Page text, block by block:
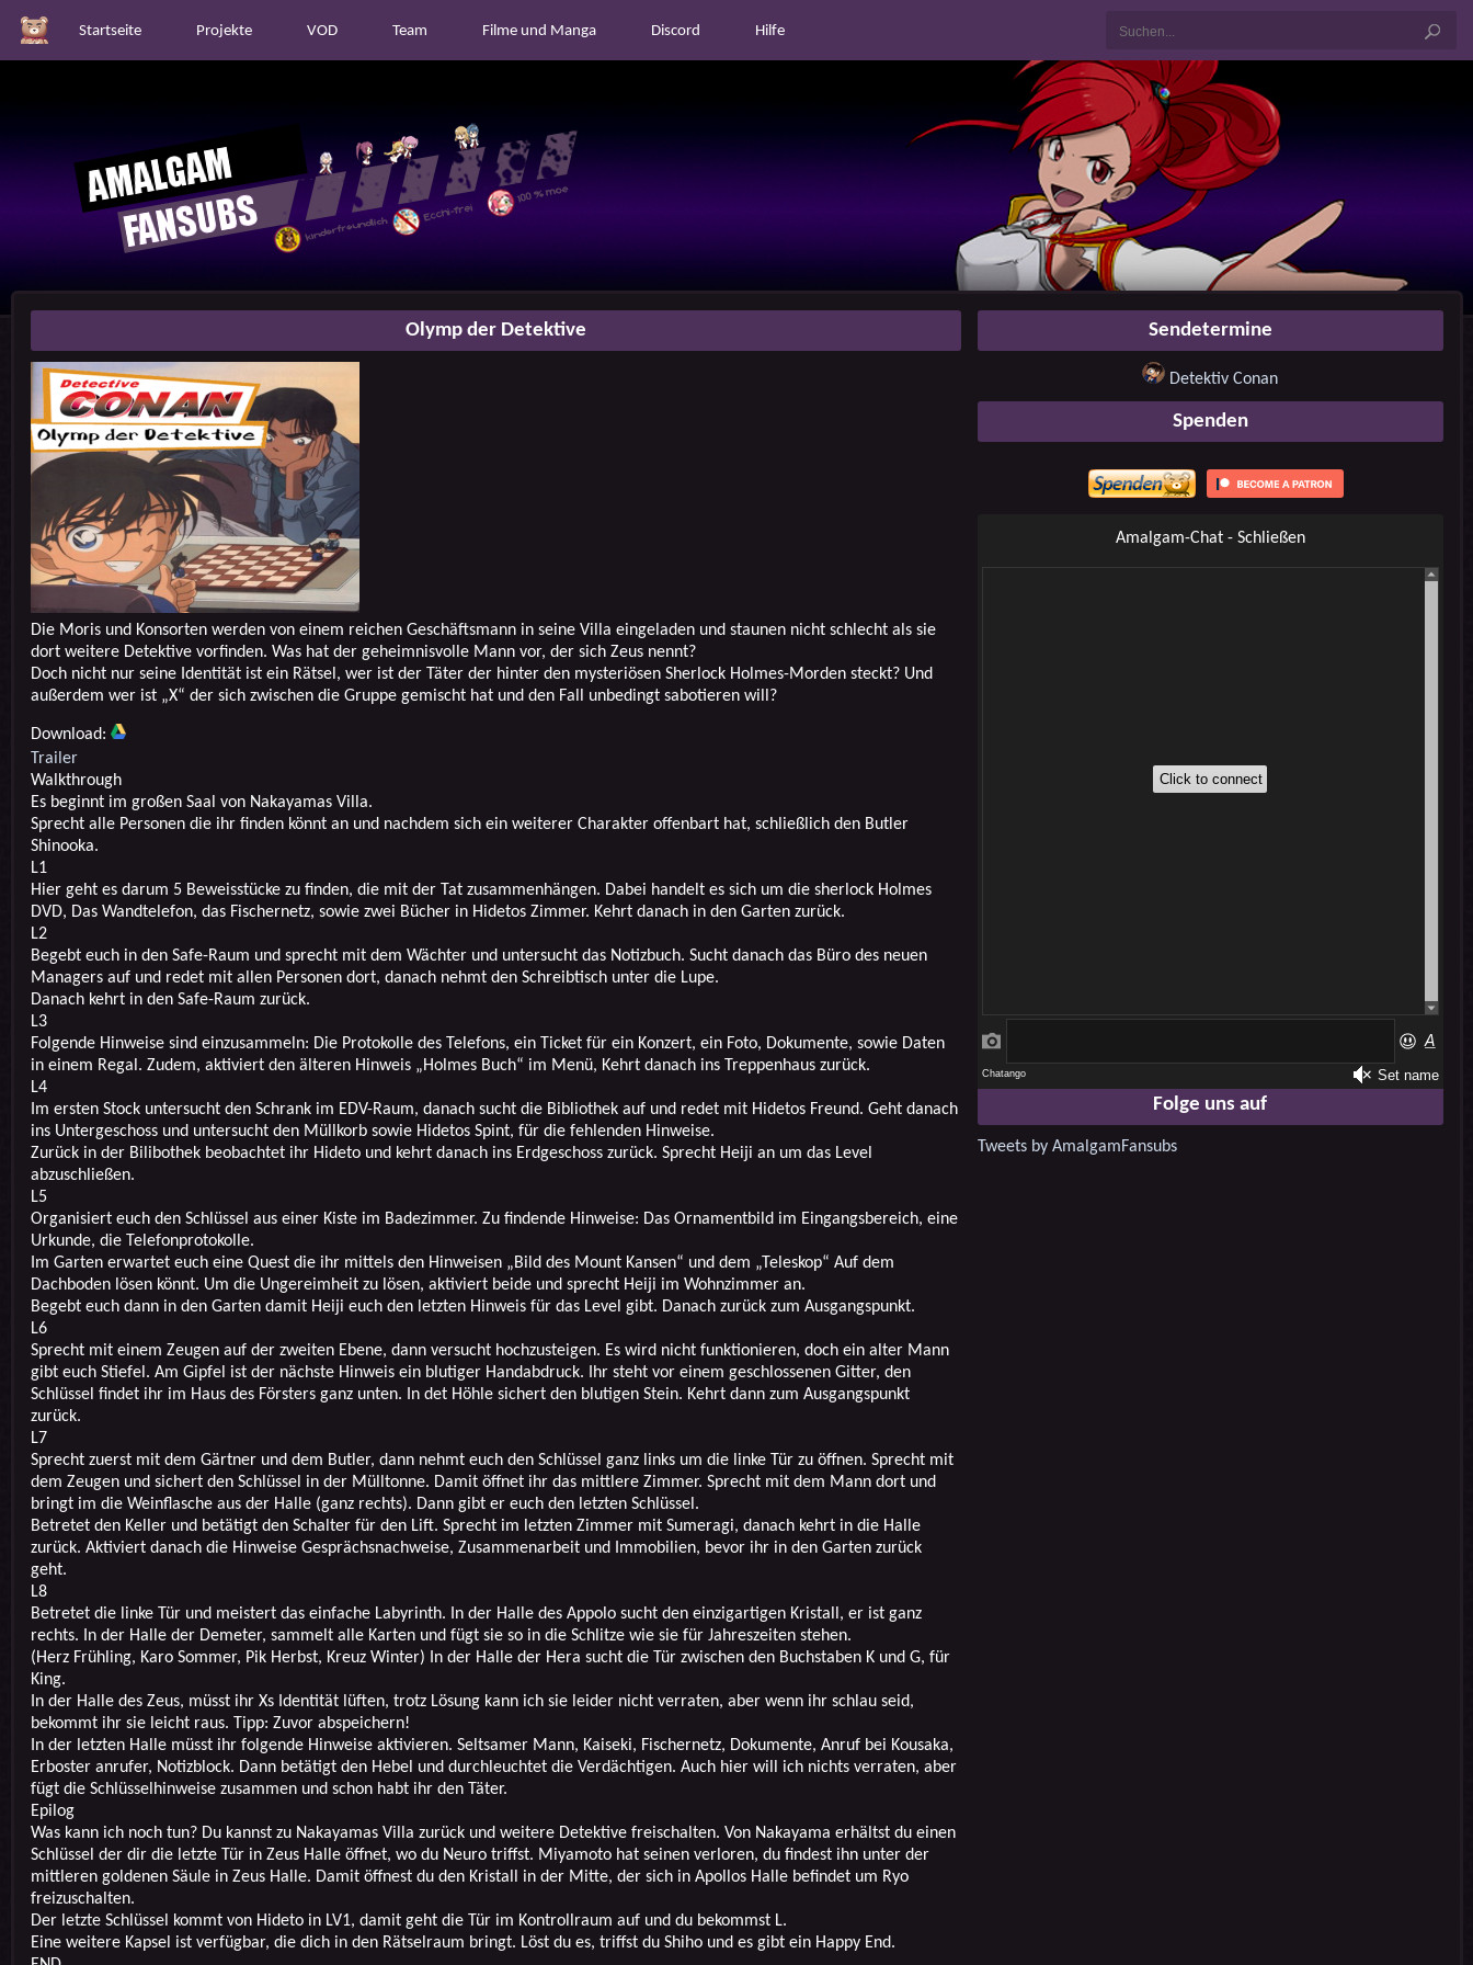
Startseite Projekte VOD Team Filme und Manga Discord Hilfe
Olymp der Detektive
Die Moris und Konsorten werden von einem reichen Geschäftsmann in seine Villa eingeladen und staunen nicht schlecht als sie
dort weitere Detektive vorfinden. Was hat der geheimnisvolle Mann vor, der sich Zeus nennt?
Doch nicht nur seine Identität ist ein Rätsel, wer ist der Täter der hinter den mysteriösen Sherlock Holmes-Morden steckt? Und
außerdem wer ist „X“ der sich zwischen die Gruppe gemischt hat und den Fall unbedingt sabotieren will?
Download:
Trailer
Walkthrough
Es beginnt im großen Saal von Nakayamas Villa.
Sprecht alle Personen die ihr finden könnt an und nachdem sich ein weiterer Charakter offenbart hat, schließlich den Butler
Shinooka.
L1
Hier geht es darum 5 Beweisstücke zu finden, die mit der Tat zusammenhängen. Dabei handelt es sich um die sherlock Holmes
DVD, Das Wandtelefon, das Fischernetz, sowie zwei Bücher in Hidetos Zimmer. Kehrt danach in den Garten zurück.
L2
Begebt euch in den Safe-Raum und sprecht mit dem Wächter und untersucht das Notizbuch. Sucht danach das Büro des neuen
Managers auf und redet mit allen Personen dort, danach nehmt den Schreibtisch unter die Lupe.
Danach kehrt in den Safe-Raum zurück.
L3
Folgende Hinweise sind einzusammeln: Die Protokolle des Telefons, ein Ticket für ein Konzert, ein Foto, Dokumente, sowie Daten
in einem Regal. Zudem, aktiviert den älteren Hinweis „Holmes Buch“ im Menü, Kehrt danach ins Treppenhaus zurück.
L4
Im ersten Stock untersucht den Schrank im EDV-Raum, danach sucht die Bibliothek auf und redet mit Hidetos Freund. Geht danach
ins Untergeschoss und untersucht den Müllkorb sowie Hidetos Spint, für die fehlenden Hinweise.
Zurück in der Bilibothek beobachtet ihr Hideto und kehrt danach ins Erdgeschoss zurück. Sprecht Heiji an um das Level
abzuschließen.
L5
Organisiert euch den Schlüssel aus einer Kiste im Badezimmer. Zu findende Hinweise: Das Ornamentbild im Eingangsbereich, eine
Urkunde, die Telefonprotokolle.
Im Garten erwartet euch eine Quest die ihr mittels den Hinweisen „Bild des Mount Kansen“ und dem „Teleskop“ Auf dem
Dachboden lösen könnt. Um die Ungereimheit zu lösen, aktiviert beide und sprecht Heiji im Wohnzimmer an.
Begebt euch dann in den Garten damit Heiji euch den letzten Hinweis für das Level gibt. Danach zurück zum Ausgangspunkt.
L6
Sprecht mit einem Zeugen auf der zweiten Ebene, dann versucht hochzusteigen. Es wird nicht funktionieren, doch ein alter Mann
gibt euch Stiefel. Am Gipfel ist der nächste Hinweis ein blutiger Handabdruck. Ihr steht vor einem geschlossenen Gitter, den
Schlüssel findet ihr im Haus des Försters ganz unten. In det Höhle sichert den blutigen Stein. Kehrt dann zum Ausgangspunkt
zurück.
L7
Sprecht zuerst mit dem Gärtner und dem Butler, dann nehmt euch den Schlüssel ganz links um die linke Tür zu öffnen. Sprecht mit
dem Zeugen und sichert den Schlüssel in der Mülltonne. Damit öffnet ihr das mittlere Zimmer. Sprecht mit dem Mann dort und
bringt im die Weinflasche aus der Halle (ganz rechts). Dann gibt er euch den letzten Schlüssel.
Betretet den Keller und betätigt den Schalter für den Lift. Sprecht im letzten Zimmer mit Sumeragi, danach kehrt in die Halle
zurück. Aktiviert danach die Hinweise Gesprächsnachweise, Zusammenarbeit und Immobilien, bevor ihr in den Garten zurück
geht.
L8
Betretet die linke Tür und meistert das einfache Labyrinth. In der Halle des Appolo sucht den einzigartigen Kristall, er ist ganz
rechts. In der Halle der Demeter, sammelt alle Karten und fügt sie so in die Schlitze wie sie für Jahreszeiten stehen.
(Herz Frühling, Karo Sommer, Pik Herbst, Kreuz Winter) In der Halle der Hera sucht die Tür zwischen den Buchstaben K und G, für
King.
In der Halle des Zeus, müsst ihr Xs Identität lüften, trotz Lösung kann ich sie leider nicht verraten, aber wenn ihr schlau seid,
bekommt ihr sie leicht raus. Tipp: Zuvor abspeichern!
In der letzten Halle müsst ihr folgende Hinweise aktivieren. Seltsamer Mann, Kaiseki, Fischernetz, Dokumente, Anruf bei Kousaka,
Erboster anrufer, Notizblock. Dann betätigt den Hebel und durchleuchtet die Verdächtigen. Auch hier will ich nichts verraten, aber
fügt die Schlüsselhinweise zusammen und schon habt ihr den Täter.
Epilog
Was kann ich noch tun? Du kannst zu Nakayamas Villa zurück und weitere Detektive freischalten. Von Nakayama erhältst du einen
Schlüssel der dir die letzte Tür in Zeus Halle öffnet, wo du Neuro triffst. Miyamoto hat seinen verloren, du findest ihn unter der
mittleren goldenen Säule in Zeus Halle. Damit öffnest du den Kristall in der Mitte, der sich in Apollos Halle befindet um Ryo
freizuschalten.
Der letzte Schlüssel kommt von Hideto in LV1, damit geht die Tür im Kontrollraum auf und du bekommst L.
Eine weitere Kapsel ist verfügbar, die dich in den Rätselraum bringt. Löst du es, triffst du Shiho und es gibt ein Happy End.
Sendetermine
Detektiv Conan
Spenden
Amalgam-Chat - Schließen
Folge uns auf
Tweets by AmalgamFansubs